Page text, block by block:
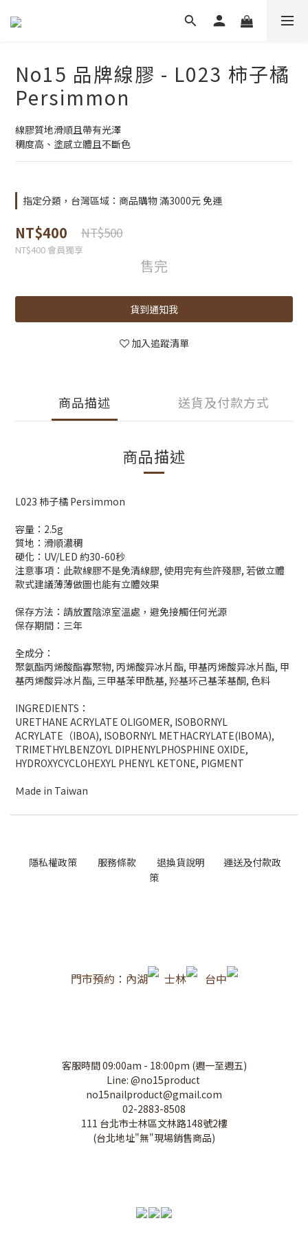
No15 品牌線膠 - L023 柿子橘
Persimmon
線膠質地滑順且帶有光澤
稠度高、塗感立體且不斷色
指定分類，台灣區域：商品購物 滿3000元 免運
NT$400 NT$500
NT$400 會員獨享
售完
貨到通知我
加入追蹤清單
商品描述 送貨及付款方式
商品描述
L023 柿子橘 Persimmon
容量： 2.5g
質地：滑順濃稠
硬化： UV/LED 約30-60秒
注意事項：此款線膠不是免清線膠, 使用完有些許殘膠, 若做立體
款式建議薄薄做圖也能有立體效果
保存方法：請放置陰涼室溫處，避免接觸任何光源
保存期間：三年
全成分：
聚氨酯丙烯酸酯寡聚物, 丙烯酸异冰片酯, 甲基丙烯酸异冰片酯, 甲
基丙烯酸异冰片酯, 三甲基苯甲酰基, 羟基环己基苯基酮, 色料
INGREDIENTS ：
URETHANE ACRYLATE OLIGOMER, ISOBORNYL
ACRYLATE（IBOA), ISOBORNYL METHACRYLATE(IBOMA),
TRIMETHYLBENZOYL DIPHENYLPHOSPHINE OXIDE,
HYDROXYCYCLOHEXYL PHENYL KETONE, PIGMENT
Ｍade in Taiwan
隱私權政策 服務條款 退換貨說明
運送及付款政
策
門市預約：內湖 士林 台中
客服時間 09:00am - 18:00pm (週一至週五)
Line: @no15product
no15nailproduct@gmail.com
02-2883-8508
111 台北市士林區文林路148號2樓
(台北地址"無"現場銷售商品)